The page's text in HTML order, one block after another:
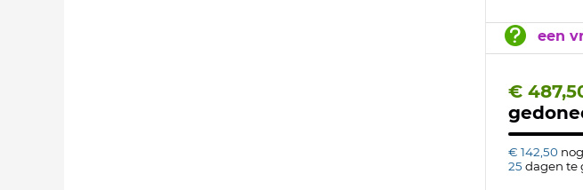
een
€
€ 142,50
25 dagen te